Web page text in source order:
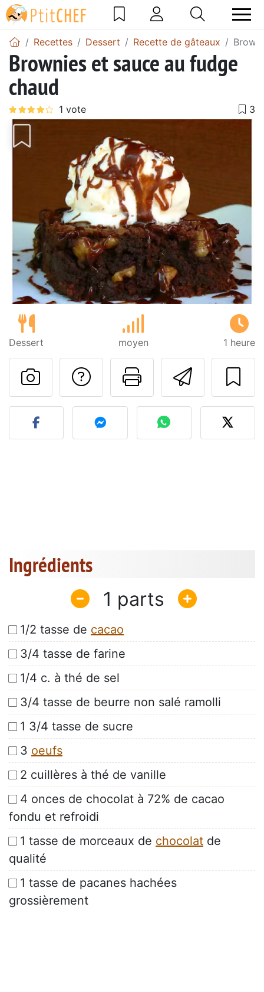
Recettes Dessert Recette de gâteaux
Brownies et sauce au fudge
chaud
Dessert moyen 1 heure
Imprimer
Poser une
Publier votre photo de
Ingrédients
1
1/2 tasse de cacao
3/4 tasse de farine
1/4 c. à thé de sel
3/4 tasse de beurre non salé ramolli
1 3/4 tasse de sucre
3 oeufs
2 cuillères à thé de vanille
4 onces de chocolat à 72% de cacao
fondu et refroidi
1 tasse de morceaux de chocolat de
qualité
1 tasse de pacanes hachées
grossièrement